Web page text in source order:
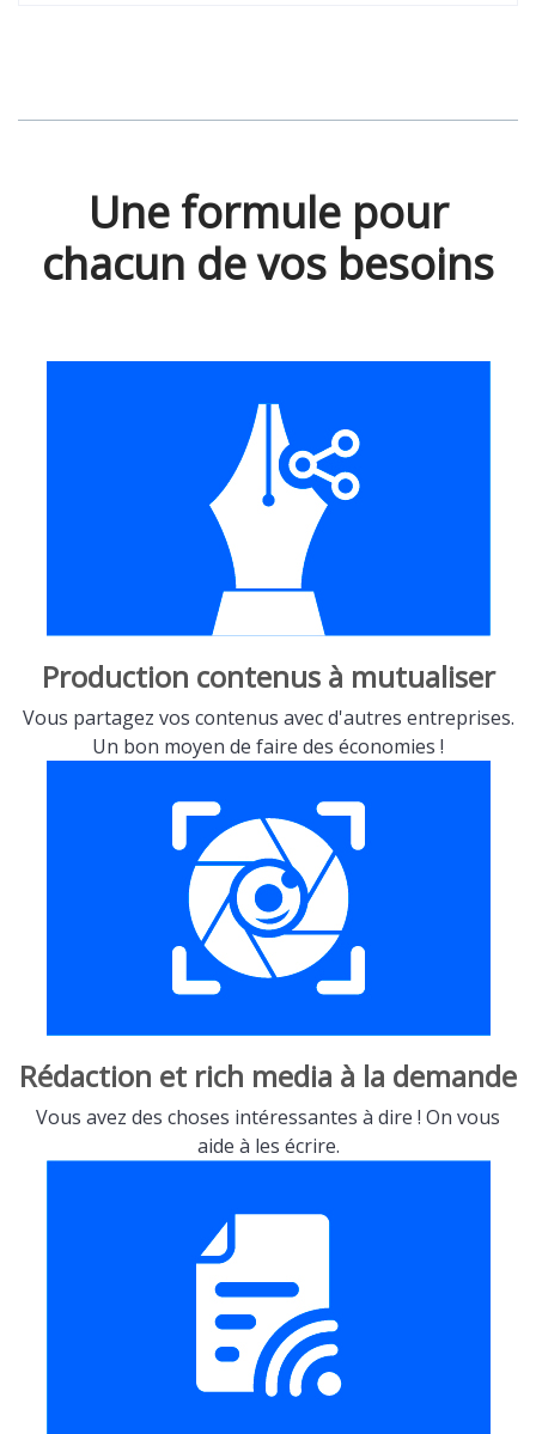
Une formule pour
chacun de vos besoins
Production contenus à mutualiser
Vous partagez vos contenus avec d'autres entreprises.
Un bon moyen de faire des économies !
Rédaction et rich media à la demande
Vous avez des choses intéressantes à dire ! On vous
aide à les écrire.